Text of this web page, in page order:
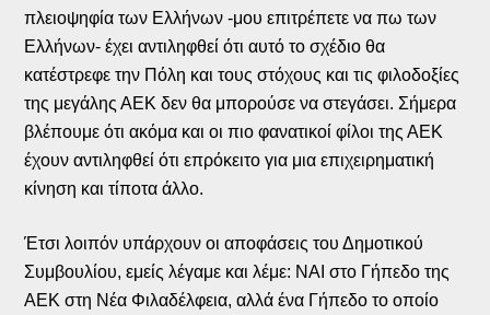
πλειοψηφία των Ελλήνων -μου επιτρέπετε να πω των
Ελλήνων- έχει αντιληφθεί ότι αυτό το σχέδιο θα
κατέστρεφε την Πόλη και τους στόχους και τις φιλοδοξίες
της μεγάλης ΑΕΚ δεν θα μπορούσε να στεγάσει. Σήμερα
βλέπουμε ότι ακόμα και οι πιο φανατικοί φίλοι της ΑΕΚ
έχουν αντιληφθεί ότι επρόκειτο για μια επιχειρηματική
κίνηση και τίποτα άλλο.
Έτσι λοιπόν υπάρχουν οι αποφάσεις του Δημοτικού
Συμβουλίου, εμείς λέγαμε και λέμε: ΝΑΙ στο Γήπεδο της
ΑΕΚ στη Νέα Φιλαδέλφεια, αλλά ένα Γήπεδο το οποίο